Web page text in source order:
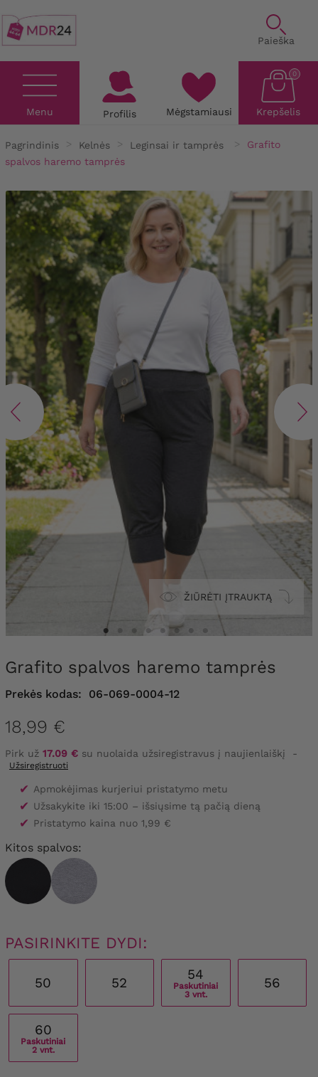
Paieška
Menu Profilis Mėgstamiausi Krepšelis
0
Pagrindinis Kelnės Leginsai ir tamprės
Grafito
spalvos haremo tamprės
ŽIŪRĖTI ĮTRAUKTĄ
Grafito spalvos haremo tamprės
Prekės kodas: 06-069-0004-12
18,99 €
Pirk už 17.09 € su nuolaida užsiregistravus į naujienlaiškį -
Užsiregistruoti
✔ Apmokėjimas kurjeriui pristatymo metu
✔ Užsakykite iki 15:00 – išsiųsime tą pačią dieną
✔ Pristatymo kaina nuo 1,99 €
Kitos spalvos:
PASIRINKITE DYDI:
50 52
54
Paskutiniai
3 vnt.
56
60
Paskutiniai
2 vnt.